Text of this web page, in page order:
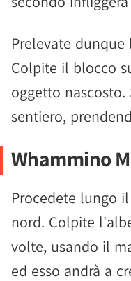
Prelevate dunque
Colpite il blocco
oggetto
sentiero,
Whammino
Procedete lungo
nord. Colpite
volte, usando il
ed esso andrà a